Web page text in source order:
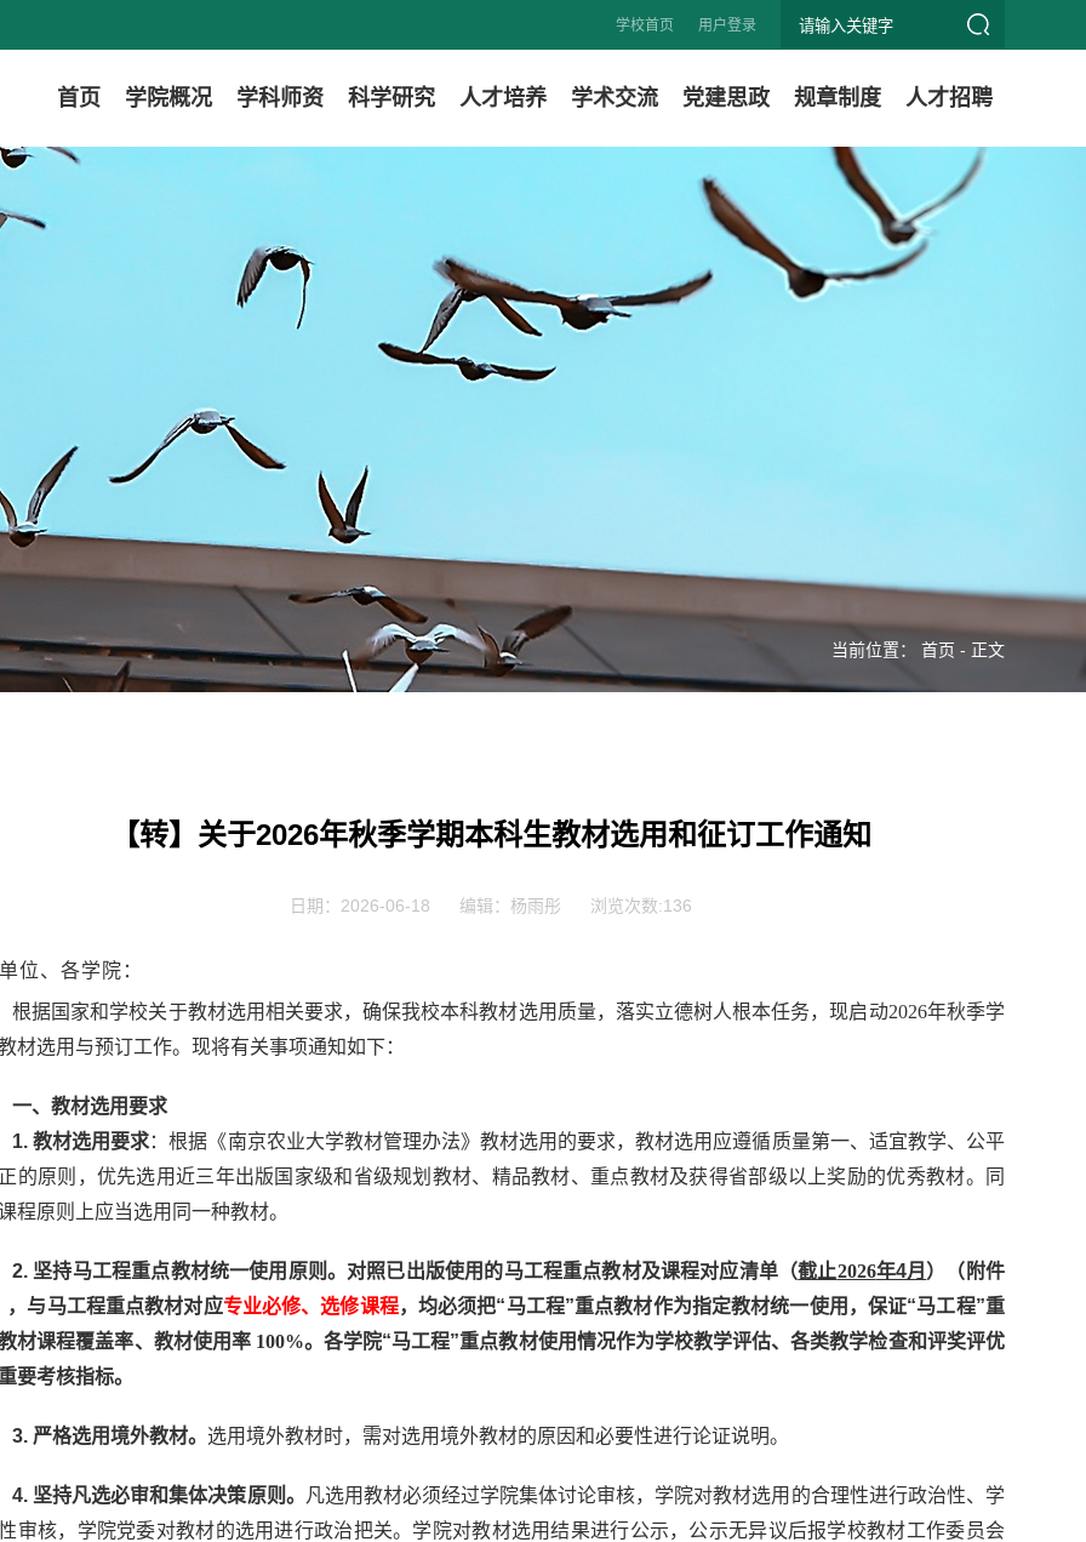
学校首页 用户登录
首页 学院概况 学科师资 科学研究 人才培养 学术交流 党建思政 规章制度 人才招聘
当前位置： 首页 - 正文
【转】关于2026年秋季学期本科生教材选用和征订工作通知
日期：2026-06-18 编辑：杨雨彤 浏览次数:136
位、各学院 ：
根据国家和学校关于教材选用相关要求，确保我校本科教材选用质量，落实立德树人根本任务，现启动2026年秋季学
材选用与预订工作。现将有关事项通知如下：
一、教材选用要求
1.教材选用要求：根据 《南京农业大学教材管理办法》 教材选用的要求，教材选用应遵循质量第一、 适宜教学、 公平
的原则，优先选用近三年出版国家级和省级规划教材、精品教材、重点教材及获得省部级以上奖励的优秀教材。同
程原则上应当选用同一种教材。
2. 坚持马工程重点教材统一使用原则。对照已出版使用的马工程重点教材及课程对应清单 （截止2026年4月 ）
（附件
，与马工程重点教材对应专业必修、选修课程， 均必须把“马工程”重点教材作为指定教材统一使用 ，保证“马工程”重
材课程覆盖率、教材使用率 100%。各学院“马工程”重点教材使用情况作为学校教学评估、各类教学检查和评奖评优
要考核指标。
3. 严格选用境外教材。 选用境外教材时，需对选用境外教材的原因和必要性进行论证说明。
4. 坚持凡选必审和集体决策原则。
凡选用教材必须经过学院集体讨论审核，学院对教材选用的合理性进行政治性、学
审核，学院党委对教材的选用进行政治把关。学院对教材选用结果进行公示，公示无异议后报学校教材工作委员会